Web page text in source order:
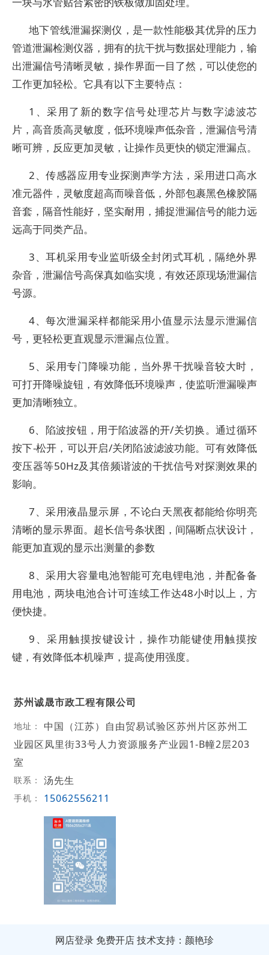
地下管线泄漏探测仪，是一款性能极其优异的压力
管道泄漏检测仪器，拥有的抗干扰与数据处理能力，输
出泄漏信号清晰灵敏，操作界面一目了然，可以使您的
工作更加轻松。它具有以下主要特点：
1、采用了新的数字信号处理芯片与数字滤波芯
片，高音质高灵敏度，低环境噪声低杂音，泄漏信号清
晰可辨，反应更加灵敏，让操作员更快的锁定泄漏点。
2、传感器应用专业探测声学方法，采用进口高水
准元器件，灵敏度超高而噪音低，外部包裹黑色橡胶隔
音套，隔音性能好，坚实耐用，捕捉泄漏信号的能力远
远高于同类产品。
3、耳机采用专业监听级全封闭式耳机，隔绝外界
杂音，泄漏信号高保真如临实境，有效还原现场泄漏信
号源。
4、每次泄漏采样都能采用小值显示法显示泄漏信
号，更轻松更直观显示泄漏点位置。
5、采用专门降噪功能，当外界干扰噪音较大时，
可打开降噪旋钮，有效降低环境噪声，使监听泄漏噪声
更加清晰独立。
6、陷波按钮，用于陷波器的开/关切换。通过循环
按下-松开，可以开启/关闭陷波滤波功能。可有效降低
变压器等50Hz及其倍频谐波的干扰信号对探测效果的
影响。
7、采用液晶显示屏，不论白天黑夜都能给你明亮
清晰的显示界面。超长信号条状图，间隔断点状设计，
能更加直观的显示出测量的参数
8、采用大容量电池智能可充电锂电池，并配备备
用电池，两块电池合计可连续工作达48小时以上，方
便快捷。
9、采用触摸按键设计，操作功能键使用触摸按
键，有效降低本机噪声，提高使用强度。
苏州诚晟市政工程有限公司
地址：
中国（江苏）自由贸易试验区苏州片区苏州工
业园区凤里街33号人力资源服务产业园1-B幢2层203
室
联系： 汤先生
手机： 15062556211
网店登录 免费开店技术支持：颜艳珍